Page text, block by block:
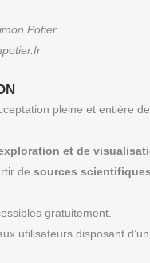
Potier
pleine et entière
et de
de sources
gratuitement.
utilisateurs disposant